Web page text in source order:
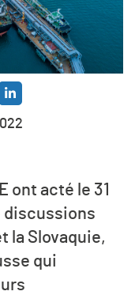
ont acté le 31
discussions
la Slovaquie,
qui